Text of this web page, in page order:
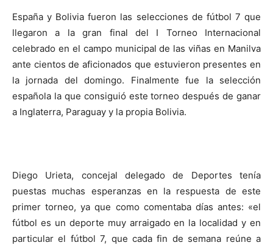
España y Bolivia fueron las selecciones de fútbol 7 que
llegaron a la gran final del I Torneo Internacional
celebrado en el campo municipal de las viñas en Manilva
ante cientos de aficionados que estuvieron presentes en
la jornada del domingo. Finalmente fue la selección
española la que consiguió este torneo después de ganar
a Inglaterra, Paraguay y la propia Bolivia.
Diego Urieta, concejal delegado de Deportes tenía
puestas muchas esperanzas en la respuesta de este
primer torneo, ya que como comentaba días antes: «el
fútbol es un deporte muy arraigado en la localidad y en
particular el fútbol 7, que cada fin de semana reúne a